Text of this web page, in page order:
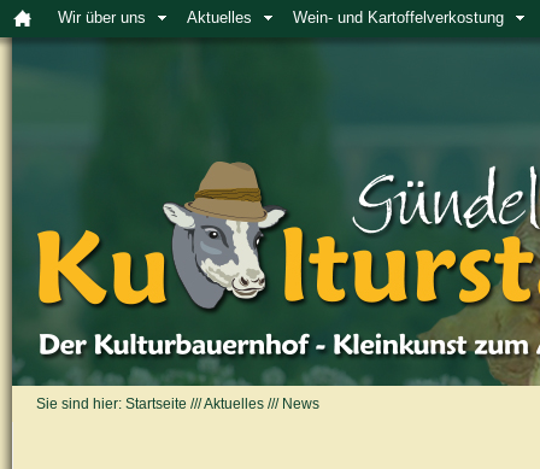
Wir über uns Aktuelles Wein- und Kartoffelverkostung
Sie sind hier: Startseite ///Aktuelles /// News